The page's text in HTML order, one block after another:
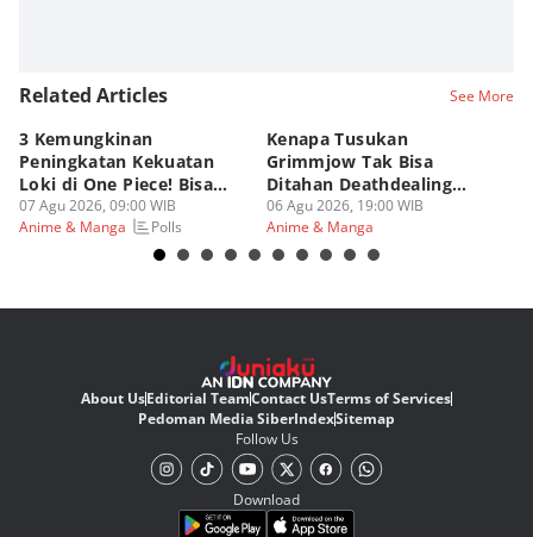
Related Articles See More
3 Kemungkinan
Peningkatan Kekuatan
Loki di One Piece! Bisa
Lebih OP?
07 Agu 2026, 09:00 WIB
Anime & Manga
Polls
Kenapa Tusukan
Grimmjow Tak Bisa
Ditahan Deathdealing
Askin Bleach?
06 Agu 2026, 19:00 WIB
Anime & Manga
About UsEditorial TeamContact UsTerms of Services
Pedoman Media SiberIndexSitemap
Follow Us
Download